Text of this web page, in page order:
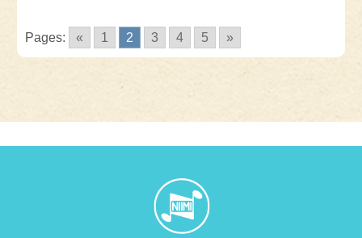
Pages: « 1 2 3 4 5 »